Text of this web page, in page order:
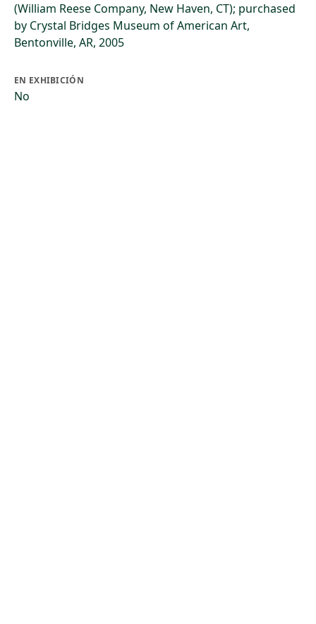
(William Reese Company, New Haven, CT); purchased
by Crystal Bridges Museum of American Art,
Bentonville, AR, 2005
EN EXHIBICIÓN
No